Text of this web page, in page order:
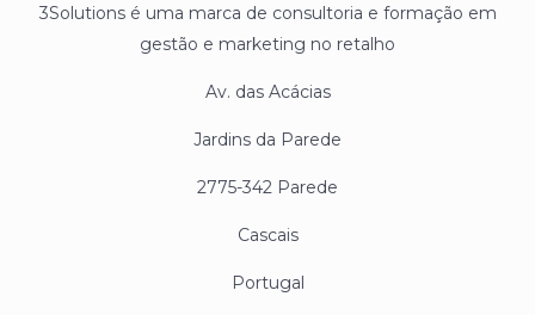
3Solutions é uma marca de consultoria e formação em
gestão e marketing no retalho
Av. das Acácias
Jardins da Parede
2775-342 Parede
Cascais
Portugal